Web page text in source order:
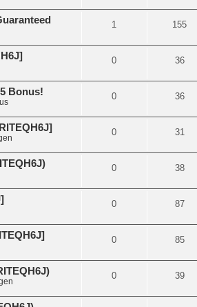
1 155
0 36
Bonus! 0 36
0 31
0 38
0 87
0 85
0 39